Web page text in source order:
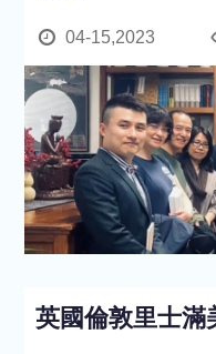
04-15,2023
英國倫敦里士滿